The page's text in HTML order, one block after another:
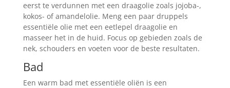
eerst te verdunnen met een draagolie zoals jojoba-,
kokos- of amandelolie. Meng een paar druppels
essentiële olie met een eetlepel draagolie en
masseer het in de huid. Focus op gebieden zoals de
nek, schouders en voeten voor de beste resultaten.
Bad
Een warm bad met essentiële oliën is een